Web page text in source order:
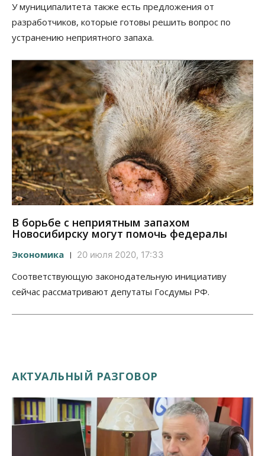
У муниципалитета также есть предложения от
разработчиков, которые готовы решить вопрос по
устранению неприятного запаха.
В борьбе с неприятным запахом
Новосибирску могут помочь федералы
Экономика 20 июля 2020, 17:33
Соответствующую законодательную инициативу
сейчас рассматривают депутаты Госдумы РФ.
АКТУАЛЬНЫЙ РАЗГОВОР